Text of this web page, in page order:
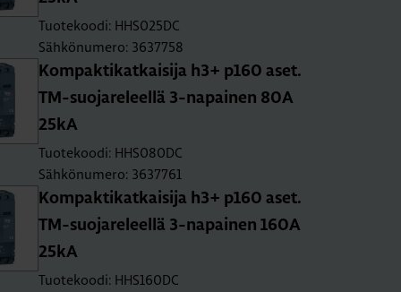
Tuotekoodi: HHS025DC
Sähkönumero: 3637758
Kom­pak­ti­kat­kai­si­ja h3+ p160 aset.
TM-suo­ja­re­leel­lä 3-na­pai­nen 80A
25kA
Tuotekoodi: HHS080DC
Sähkönumero: 3637761
Kom­pak­ti­kat­kai­si­ja h3+ p160 aset.
TM-suo­ja­re­leel­lä 3-na­pai­nen 160A
25kA
Tuotekoodi: HHS160DC